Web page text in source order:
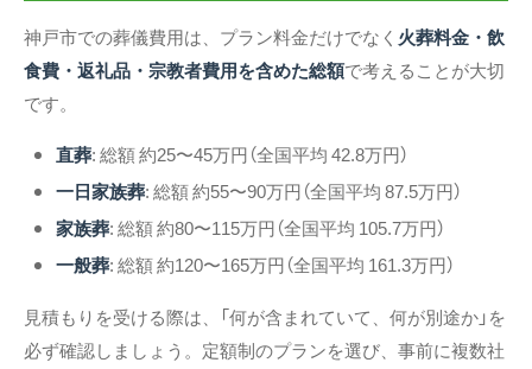
神戸市での葬儀費用は、プラン料金だけでなく 火葬料金・飲
食費・返礼品・宗教者費用を含めた総額で考えることが大切
です。
直葬: 総額 約25〜45万円（全国平均 42.8万円）
一日家族葬: 総額 約55〜90万円（全国平均 87.5万円）
家族葬: 総額 約80〜115万円（全国平均 105.7万円）
一般葬: 総額 約120〜165万円（全国平均 161.3万円）
見積もりを受ける際は、「何が含まれていて、何が別途か」を
必ず確認しましょう。定額制のプランを選び、事前に複数社